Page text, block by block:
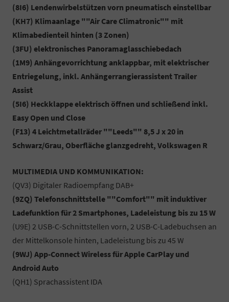
(8I6) Lendenwirbelstützen vorn pneumatisch einstellbar
(KH7) Klimaanlage ""Air Care Climatronic"" mit
Klimabedienteil hinten (3 Zonen)
(3FU) elektronisches Panoramaglasschiebedach
(1M9) Anhängevorrichtung anklappbar, mit elektrischer
Entriegelung, inkl. Anhängerrangierassistent Trailer
Assist
(5I6) Heckklappe elektrisch öffnen und schließend inkl.
Easy Open und Close
(F13) 4 Leichtmetallräder ""Leeds"" 8,5 J x 20 in
Schwarz/Grau, Oberfläche glanzgedreht, Volkswagen R
MULTIMEDIA UND KOMMUNIKATION:
(QV3) Digitaler Radioempfang DAB+
(9ZQ) Telefonschnittstelle ""Comfort"" mit induktiver
Ladefunktion für 2 Smartphones, Ladeleistung bis zu 15 W
(U9E) 2 USB-C-Schnittstellen vorn, 2 USB-C-Ladebuchsen an
der Mittelkonsole hinten, Ladeleistung bis zu 45 W
(9WJ) App-Connect Wireless für Apple CarPlay und
Android Auto
(QH1) Sprachassistent IDA